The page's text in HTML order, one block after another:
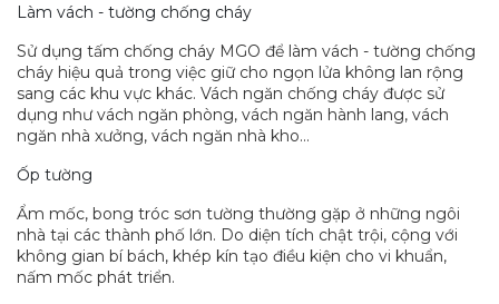
Làm vách - tường chống cháy
Sử dụng tấm chống cháy MGO để làm vách - tường chống
cháy hiệu quả trong việc giữ cho ngọn lửa không lan rộng
sang các khu vực khác. Vách ngăn chống cháy được sử
dụng như vách ngăn phòng, vách ngăn hành lang, vách
ngăn nhà xưởng, vách ngăn nhà kho…
Ốp tường
Ẩm mốc, bong tróc sơn tường thường gặp ở những ngôi
nhà tại các thành phố lớn. Do diện tích chật trội, cộng với
không gian bí bách, khép kín tạo điều kiện cho vi khuẩn,
nấm mốc phát triển.